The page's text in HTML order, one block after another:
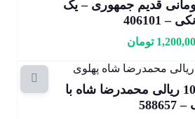
2000 تومانی قدیم جمهوری – یک
406101
تومان
ست اسکناس 100 ریالی محمدرضا شاه با